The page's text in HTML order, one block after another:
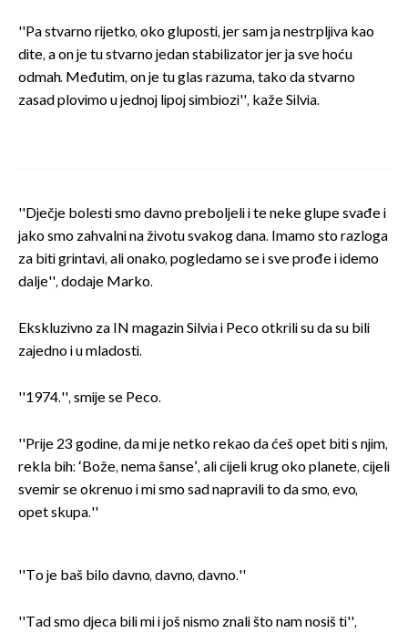
''Pa stvarno rijetko, oko gluposti, jer sam ja nestrpljiva kao
dite, a on je tu stvarno jedan stabilizator jer ja sve hoću
odmah. Međutim, on je tu glas razuma, tako da stvarno
zasad plovimo u jednoj lipoj simbiozi'', kaže Silvia.
''Dječje bolesti smo davno preboljeli i te neke glupe svađe i
jako smo zahvalni na životu svakog dana. Imamo sto razloga
za biti grintavi, ali onako, pogledamo se i sve prođe i idemo
dalje'', dodaje Marko.
Ekskluzivno za IN magazin Silvia i Peco otkrili su da su bili
zajedno i u mladosti.
''1974.'', smije se Peco.
''Prije 23 godine, da mi je netko rekao da ćeš opet biti s njim,
rekla bih: ‘Bože, nema šanse’, ali cijeli krug oko planete, cijeli
svemir se okrenuo i mi smo sad napravili to da smo, evo,
opet skupa.''
''To je baš bilo davno, davno, davno.''
''Tad smo djeca bili mi i još nismo znali što nam nosiš ti'',